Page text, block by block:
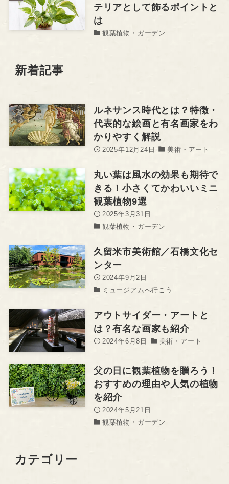
テリアとして飾るポイントと
は
観葉植物・ガーデン
新着記事
ルネサンス時代とは？特徴・
代表的な絵画と有名画家をわ
かりやすく解説
2025年12月24日 美術・アート
丸い葉は風水の効果も期待で
きる！小さくてかわいいミニ
観葉植物9選
2025年3月31日
観葉植物・ガーデン
久留米市美術館／石橋文化セ
ンター
2024年9月2日
ミュージアムへ行こう
アウトサイダー・アートと
は？有名な画家も紹介
2024年6月8日 美術・アート
父の日に観葉植物を贈ろう！
おすすめの理由や人気の植物
を紹介
2024年5月21日
観葉植物・ガーデン
カテゴリー